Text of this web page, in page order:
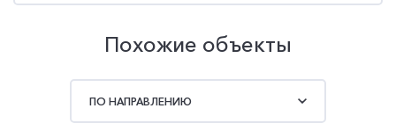
Похожие объекты
ПО НАПРАВЛЕНИЮ